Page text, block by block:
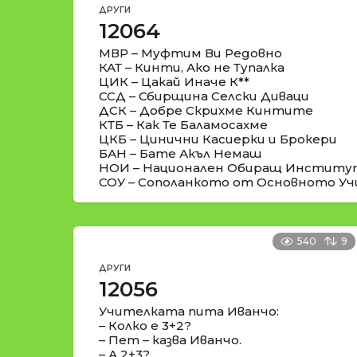
ДРУГИ
12064
МВР – Муфтим Ви Редовно
КАТ – Кинти, Ако не Тупалка
ЦИК – Цакай Иначе К**
ССД – Сбирщина Селски Диваци
ДСК – Добре Скрихме Кинтите
КТБ – Как Те Баламосахме
ЦКБ – Цинични Касиерки и Брокери
БАН – Бате Акъл Немаш
НОИ – Национален Обиращ
СОУ – Сополанкото от Основното
540 9
ДРУГИ
12056
Учителката пита Иванчо:
– Колко е 3+2?
– Пет – казва Иванчо.